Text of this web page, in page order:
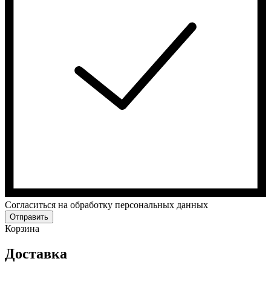
Cогласиться на обработку персональных данных
Отправить
Корзина
Доставка